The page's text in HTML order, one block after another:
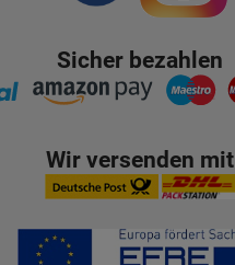
Sicher bezahlen
Wir versenden mit